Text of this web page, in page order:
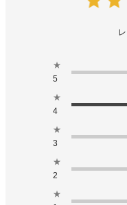
★
5
★
4
★
3
★
2
★